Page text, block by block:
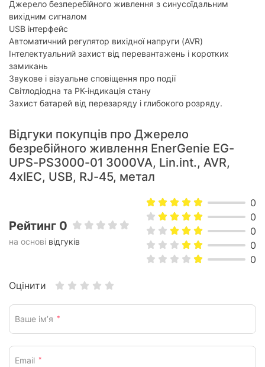
Джерело безперебійного живлення з синусоїдальним
вихідним сигналом
USB інтерфейс
Автоматичний регулятор вихідної напруги (AVR)
Інтелектуальний захист від перевантажень і коротких
замикань
Звукове і візуальне сповіщення про події
Світлодіодна та РК-індикація стану
Захист батарей від перезаряду і глибокого розряду.
Відгуки покупців про Джерело
безребійного живлення EnerGenie EG-
UPS-PS3000-01 3000VA, Lin.int., AVR,
4хIEC, USB, RJ-45, метал
Рейтинг 0
на основі відгуків
0
0
0
0
0
Оцінити
Ваше ім’я *
Email *